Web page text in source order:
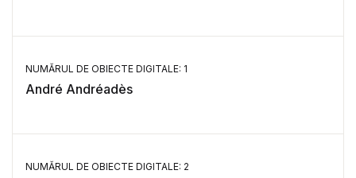
NUMĂRUL DE OBIECTE DIGITALE: 1
André Andréadès
NUMĂRUL DE OBIECTE DIGITALE: 2